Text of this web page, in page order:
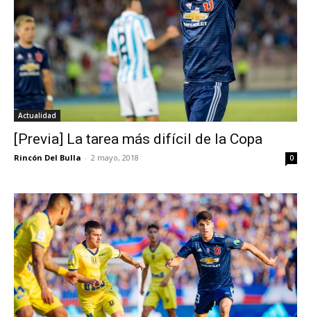
Actualidad
[Previa] La tarea más difícil de la Copa
Rincón Del Bulla - 2 mayo, 2018 0